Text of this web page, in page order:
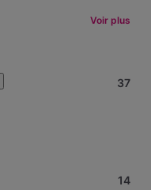
Voir plus
37
14